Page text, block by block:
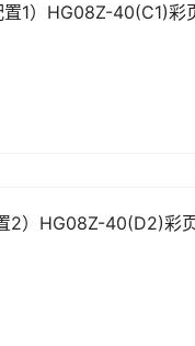
1）HG08Z-40(C1)彩
2）HG08Z-40(D2)彩